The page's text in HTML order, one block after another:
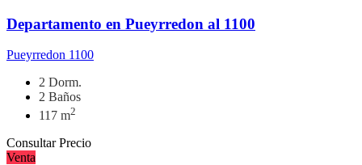
Departamento en Pueyrredon al 1100
Pueyrredon 1100
2 Dorm.
2 Baños
117 m2
Consultar Precio
Venta